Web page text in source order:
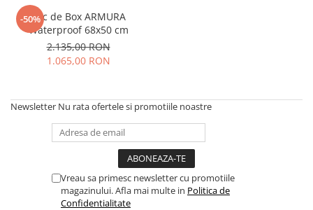
-50%Sac de Box ARMURA
Waterproof 68x50 cm
2.135,00 RON
1.065,00 RON
Newsletter Nu rata ofertele si promotiile noastre
Vreau sa primesc newsletter cu promotiile
magazinului. Afla mai multe in Politica de
Confidentialitate